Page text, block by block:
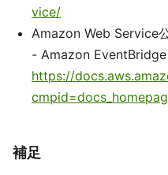
vice/
Amazon Web Service
- Amazon EventBridge
https://
補足